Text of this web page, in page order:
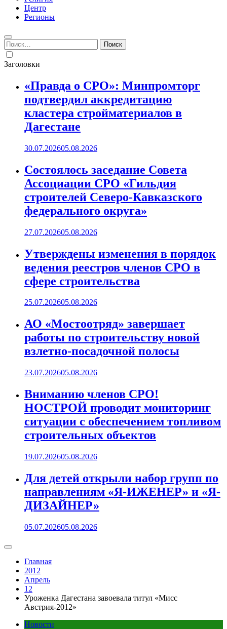
Центр
Регионы
Найти:
Заголовки
«Правда о СРО»: Минпромторг
подтвердил аккредитацию
кластера стройматериалов в
Дагестане
30.07.202605.08.2026
Состоялось заседание Совета
Ассоциации СРО «Гильдия
строителей Северо-Кавказского
федерального округа»
27.07.202605.08.2026
Утверждены изменения в порядок
ведения реестров членов СРО в
сфере строительства
25.07.202605.08.2026
АО «Мостоотряд» завершает
работы по строительству новой
взлетно-посадочной полосы
23.07.202605.08.2026
Вниманию членов СРО!
НОСТРОЙ проводит мониторинг
ситуации с обеспечением топливом
строительных объектов
19.07.202605.08.2026
Для детей открыли набор групп по
направлениям «Я-ИЖЕНЕР» и «Я-
ДИЗАЙНЕР»
05.07.202605.08.2026
Главная
2012
Апрель
12
Уроженка Дагестана завоевала титул «Мисс
Австрия-2012»
Новости